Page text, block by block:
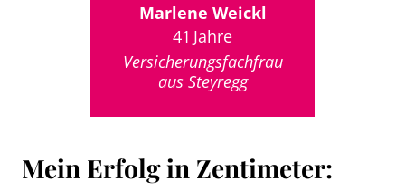
Marlene Weickl
41 Jahre
Versicherungsfachfrau
aus Steyregg
Mein Erfolg in Zentimeter: